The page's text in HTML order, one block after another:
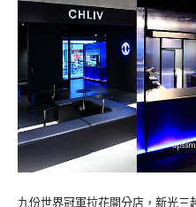
九份世界冠軍拉花開分店，新光